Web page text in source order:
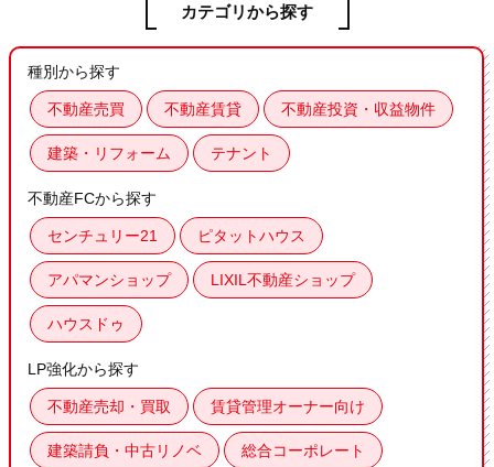
カテゴリから探す
種別から探す
不動産売買 不動産賃貸 不動産投資・収益物件
建築・リフォーム テナント
不動産FCから探す
センチュリー21 ピタットハウス
アパマンショップ LIXIL不動産ショップ
ハウスドゥ
LP強化から探す
不動産売却・買取 賃貸管理オーナー向け
建築請負・中古リノベ 総合コーポレート